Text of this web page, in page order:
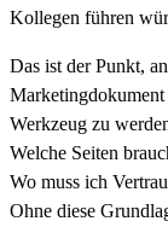
Kollegen führen
Das ist der Punkt,
Marketingdokument
Werkzeug zu
Welche Seiten
Wo muss ich
Ohne diese